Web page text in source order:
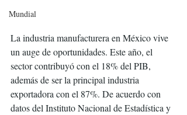
Mundial
La industria manufacturera en México vive
un auge de oportunidades. Este año, el
sector contribuyó con el 18% del PIB,
además de ser la principal industria
exportadora con el 87%. De acuerdo con
datos del Instituto Nacional de Estadística y